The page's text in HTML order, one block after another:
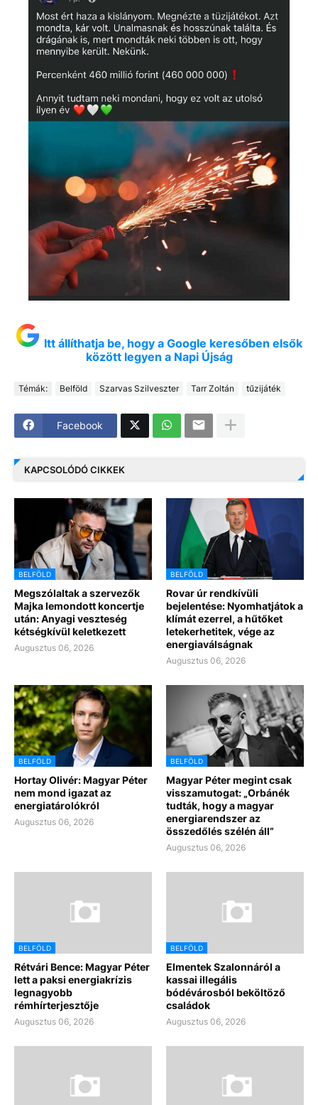
Itt állíthatja be, hogy a Google keresőben elsők
között legyen a Napi Újság
Témák: Belföld Szarvas Szilveszter Tarr Zoltán tűzijáték
Facebook
KAPCSOLÓDÓ CIKKEK
BELFÖLD
Megszólaltak a szervezők
Majka lemondott koncertje
után: Anyagi veszteség
kétségkívül keletkezett
Augusztus 06, 2026
BELFÖLD
Rovar úr rendkívüli
bejelentése: Nyomhatjátok a
klímát ezerrel, a hűtőket
letekerhetitek, vége az
energiaválságnak
Augusztus 06, 2026
BELFÖLD
Hortay Olivér: Magyar Péter
nem mond igazat az
energiatárolókról
Augusztus 06, 2026
BELFÖLD
Magyar Péter megint csak
visszamutogat: „Orbánék
tudták, hogy a magyar
energiarendszer az
összedőlés szélén áll”
Augusztus 06, 2026
BELFÖLD
Rétvári Bence: Magyar Péter
lett a paksi energiakrízis
legnagyobb
rémhírterjesztője
Augusztus 06, 2026
BELFÖLD
Elmentek Szalonnáról a
kassai illegális
bódévárosból beköltöző
családok
Augusztus 06, 2026